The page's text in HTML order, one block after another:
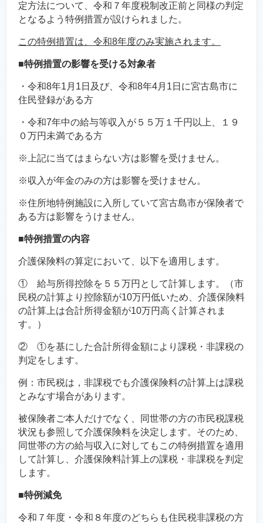
定方法について、令和７年度税制改正前と同様の判定
となるよう特例措置が設けられました。
この特例措置は、令和8年度のみ実施されます。
■特例措置の影響を受ける対象者
・令和8年1月1日及び、令和8年4月1日に宮古島市に
住民登録がある方
・令和7年中の給与等収入が５５万１千円以上、１９
０万円未満である方
※上記に当てはまらない方は影響を受けません。
※収入が年金のみの方は影響を受けません。
※住所地特例施設に入所していて宮古島市が保険者で
ある方は影響をうけません。
■特例措置の内容
介護保険料の算定において、以下を適用します。
① 給与所得控除を５５万円として計算します。（市
民税の計算より控除額が10万円低いため、介護保険料
の計算上は合計所得金額が10万円高く計算されま
す。）
② ①を基にした合計所得金額により課税・非課税の
判定をします。
例：市民税は，非課税でも介護保険料の計算上は課税
とみなす場合があります。
被保険者ご本人だけでなく、同世帯の方の市民税課税
状況も参照して介護保険料を決定します。そのため、
同世帯の方の給与収入に対してもこの特例措置を適用
して計算し、介護保険料計算上の課税・非課税を判定
します。
■特例減免
令和７年度・令和８年度のどちらも住民税非課税の方